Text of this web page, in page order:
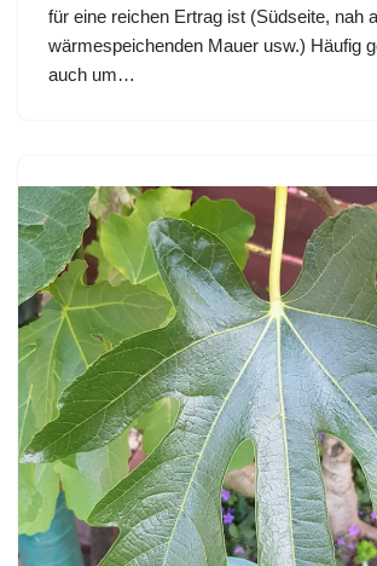
für eine reichen Ertrag ist (Südseite, nah
wärmespeichenden Mauer usw.) Häufig
auch um…